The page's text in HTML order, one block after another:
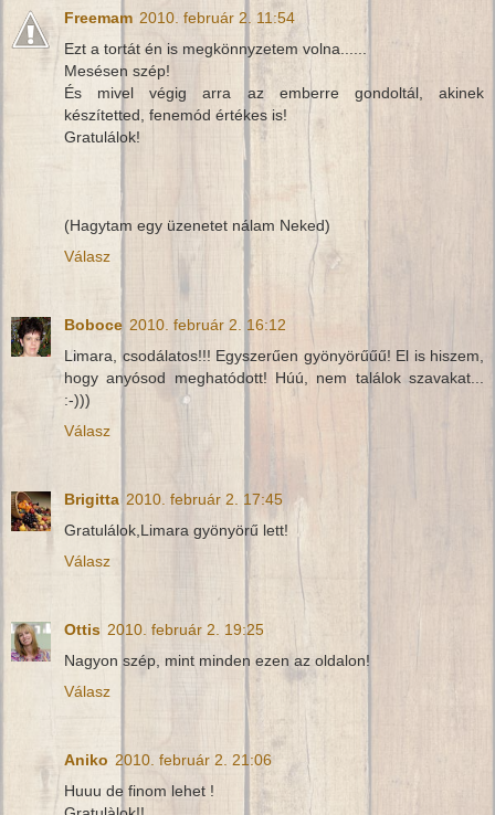
Freemam 2010. február 2. 11:54
Ezt a tortát én is megkönnyzetem volna......
Mesésen szép!
És mivel végig arra az emberre gondoltál, akinek
készítetted, fenemód értékes is!
Gratulálok!
(Hagytam egy üzenetet nálam Neked)
Válasz
Boboce 2010. február 2. 16:12
Limara, csodálatos!!! Egyszerűen gyönyörűűű! El is hiszem,
hogy anyósod meghatódott! Húú, nem találok szavakat...
:-)))
Válasz
Brigitta 2010. február 2. 17:45
Gratulálok,Limara gyönyörű lett!
Válasz
Ottis 2010. február 2. 19:25
Nagyon szép, mint minden ezen az oldalon!
Válasz
Aniko 2010. február 2. 21:06
Huuu de finom lehet !